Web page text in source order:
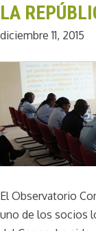
LA
diciembre 11, 2015
El Observatorio
uno de los socios